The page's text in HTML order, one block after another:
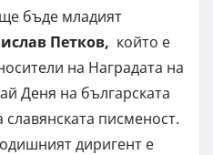
бъде младият
Петков, който е
на Наградата на
Деня на българската
славянската писменост.
диригент е